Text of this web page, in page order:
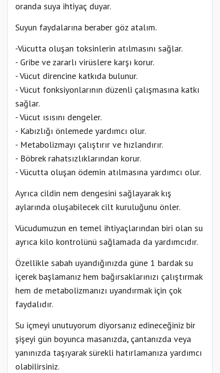
oranda suya ihtiyaç duyar.
Suyun faydalarına beraber göz atalım.
-Vücutta oluşan toksinlerin atılmasını sağlar.
- Gribe ve zararlı virüslere karşı korur.
- Vücut direncine katkıda bulunur.
- Vücut fonksiyonlarının düzenli çalışmasına katkı
sağlar.
- Vücut ısısını dengeler.
- Kabızlığı önlemede yardımcı olur.
- Metabolizmayı çalıştırır ve hızlandırır.
- Böbrek rahatsızlıklarından korur.
- Vücutta oluşan ödemin atılmasına yardımcı olur.
Ayrıca cildin nem dengesini sağlayarak kış
aylarında oluşabilecek cilt kuruluğunu önler.
Vücudumuzun en temel ihtiyaçlarından biri olan su
ayrıca kilo kontrolünü sağlamada da yardımcıdır.
Özellikle sabah uyandığınızda güne 1 bardak su
içerek başlamanız hem bağırsaklarınızı çalıştırmak
hem de metabolizmanızı uyandırmak için çok
faydalıdır.
Su içmeyi unutuyorum diyorsanız edineceğiniz bir
şişeyi gün boyunca masanızda, çantanızda veya
yanınızda taşıyarak sürekli hatırlamanıza yardımcı
olabilirsiniz.